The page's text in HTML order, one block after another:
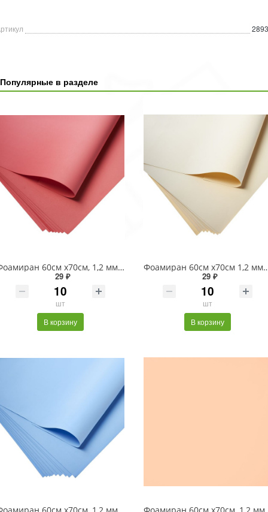
Популярные в разделе
Фоамиран 60см х70см, 1,2 мм цв. красный LAKI
29 ₽
шт
В корзину
Фоамиран 60см
29 ₽
шт
В корзину